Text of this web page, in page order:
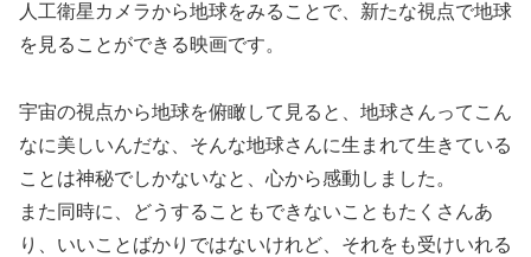
人工衛星カメラから地球をみることで、新たな視点で地球
を見ることができる映画です。
宇宙の視点から地球を俯瞰して見ると、地球さんってこん
なに美しいんだな、そんな地球さんに生まれて生きている
ことは神秘でしかないなと、心から感動しました。
また同時に、どうすることもできないこともたくさんあ
り、いいことばかりではないけれど、それをも受けいれる